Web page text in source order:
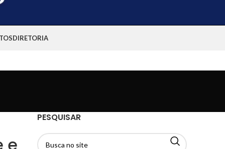
DIRETORIA
PESQUISAR